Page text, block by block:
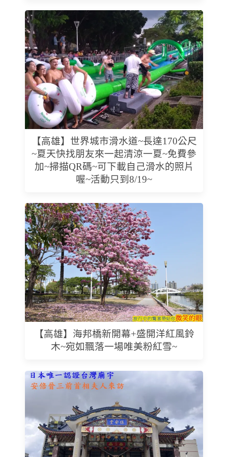
【高雄】世界城市滑水道~長達170公尺
~夏天快找朋友來一起清涼一夏~免費參
加~掃描QR碼~可下載自己滑水的照片
喔~活動只到8/19~
【高雄】海邦橋新開幕+盛開洋紅風鈴
木~宛如飄落一場唯美粉紅雪~